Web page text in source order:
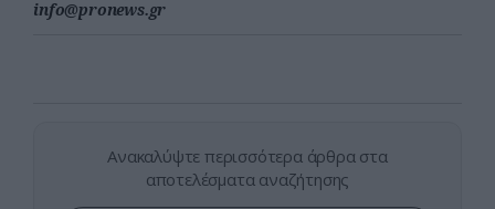
info@pronews.gr
Ανακαλύψτε περισσότερα άρθρα στα
αποτελέσματα αναζήτησης